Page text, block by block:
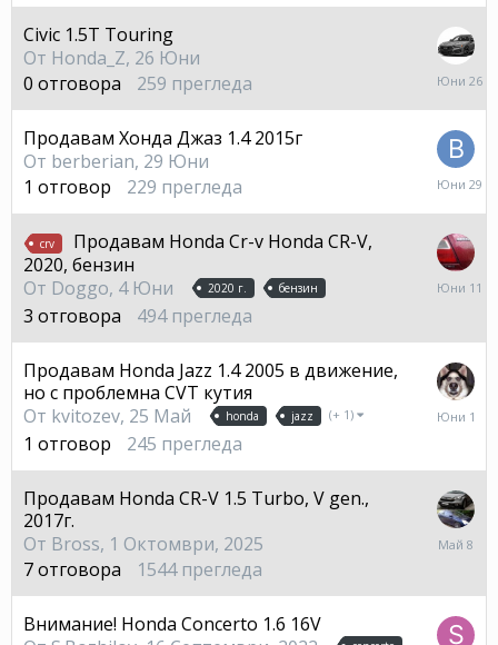
Civic 1.5T Touring
От Honda_Z, 26 Юни
0 отговора 259 прегледа
26
Продавам Хонда Джаз 1.4 2015г
От berberian, 29 Юни
1 отговор 229 прегледа
29
crv
Продавам Honda Cr-v Honda CR-V,
2020, бензин
От Doggo, 4 Юни 2020 г. бензин
3 отговора 494 прегледа
11
Продавам Honda Jazz 1.4 2005 в движение,
но с проблемна CVT кутия
От kvitozev, 25 Май honda jazz (+ 1)
1 отговор 245 прегледа
1
Продавам Honda CR-V 1.5 Turbo, V gen.,
2017г.
От Bross, 1 Октомври, 2025
7отговора 1544 прегледа
8
Май
Внимание! Honda Concerto 1.6 16V